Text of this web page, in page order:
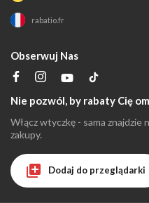
rabatio.fr
Obserwuj Nas
Nie pozwól, by rabaty Cię
Włącz wtyczkę - sama
zakupy.
Dodaj do przeglądarki